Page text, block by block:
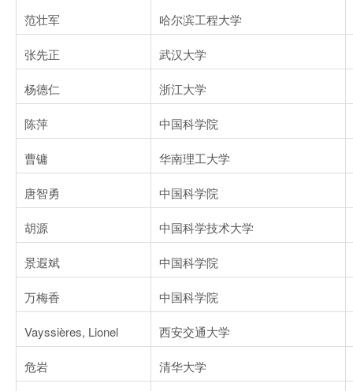
范壮军 哈尔滨工程大学
张先正 武汉大学
杨德仁 浙江大学
陈萍 中国科学院
曹镛 华南理工大学
唐智勇 中国科学院
胡源 中国科学技术大学
景遐斌 中国科学院
万梅香 中国科学院
Vayssières, Lionel 西安交通大学
危岩 清华大学